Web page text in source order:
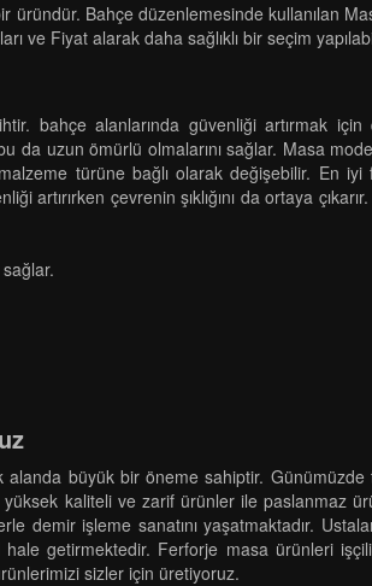
üründür. Bahçe düzenlemesinde kullanılan
ve Fiyat alarak daha sağlıklı bir seçim
bahçe alanlarında güvenliği artırmak için
da uzun ömürlü olmalarını sağlar. Masa
türüne bağlı olarak değişebilir. En
artırırken çevrenin şıklığını da ortaya
alanda büyük bir öneme sahiptir.
kaliteli ve zarif ürünler ile paslanmaz
demir işleme sanatını yaşatmaktadır.
getirmektedir. Ferforje masa ürünleri
sizler için üretiyoruz.